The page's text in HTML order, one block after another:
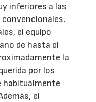
inferiores a las
el equipo
de hasta el
la
por los
habitualmente
el